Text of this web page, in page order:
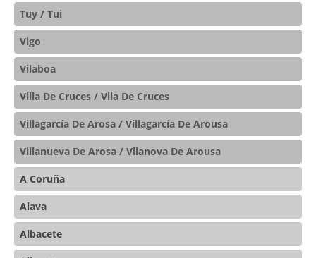
Tuy / Tui
Vigo
Vilaboa
Villa De Cruces / Vila De Cruces
Villagarcía De Arosa / Villagarcía De Arousa
Villanueva De Arosa / Vilanova De Arousa
A Coruña
Alava
Albacete